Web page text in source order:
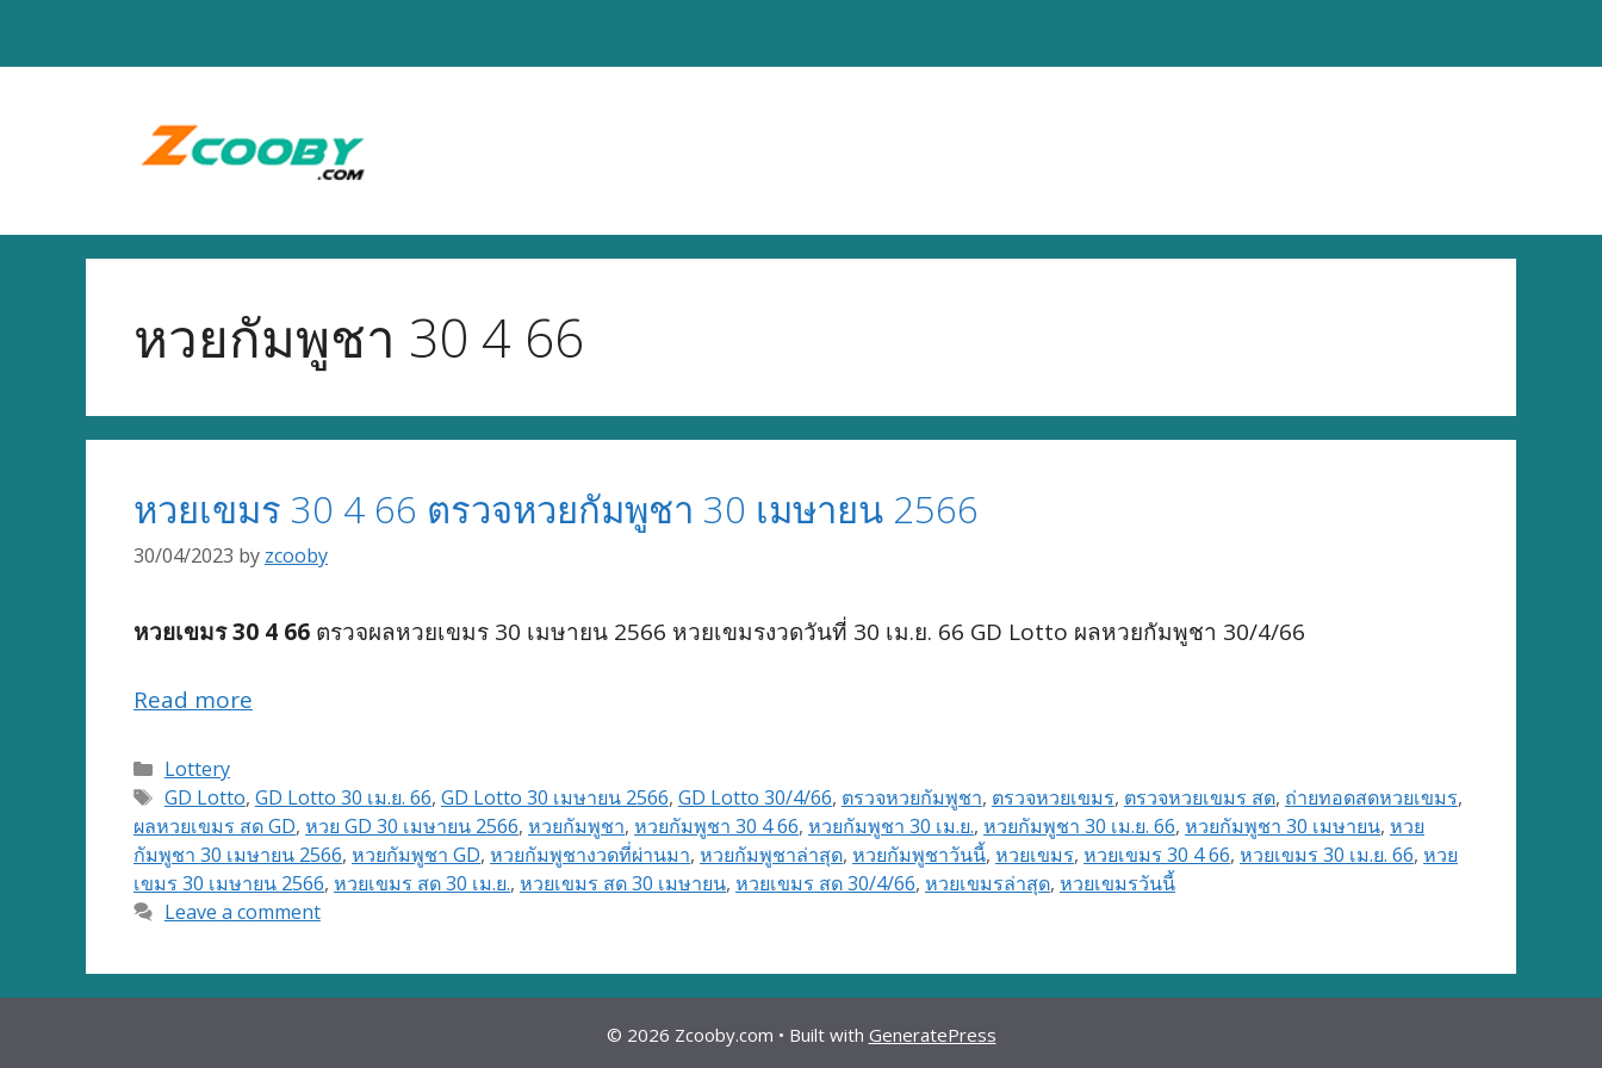
หวยกัมพูชา 30 4 66
หวยเขมร 30 4 66 ตรวจหวยกัมพูชา 30 เมษายน 2566
30/04/2023 by zcooby
หวยเขมร 30 4 66 ตรวจผลหวยเขมร 30 เมษายน 2566 หวยเขมรงวดวันที่ 30 เม.ย. 66 GD Lotto ผลหวยกัมพูชา 30/4/66
Read more
Categories
Lottery
Tags
GD Lotto, GD Lotto 30 เม.ย. 66, GD Lotto 30 เมษายน 2566, GD Lotto 30/4/66, ตรวจหวยกัมพูชา, ตรวจหวยเขมร, ตรวจหวยเขมร สด, ถ่ายทอดสดหวยเขมร,
ผลหวยเขมร สด GD, หวย GD 30 เมษายน 2566, หวยกัมพูชา, หวยกัมพูชา 30 4 66, หวยกัมพูชา 30 เม.ย., หวยกัมพูชา 30 เม.ย. 66, หวยกัมพูชา 30 เมษายน, หวย
กัมพูชา 30 เมษายน 2566, หวยกัมพูชา GD, หวยกัมพูชางวดที่ผ่านมา, หวยกัมพูชาล่าสุด, หวยกัมพูชาวันนี้, หวยเขมร, หวยเขมร 30 4 66, หวยเขมร 30 เม.ย. 66, หวย
เขมร 30 เมษายน 2566, หวยเขมร สด 30 เม.ย., หวยเขมร สด 30 เมษายน, หวยเขมร สด 30/4/66, หวยเขมรล่าสุด, หวยเขมรวันนี้
Leave a comment
© 2026 Zcooby.com • Built with GeneratePress